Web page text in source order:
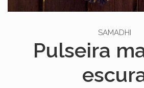
SAMADHI
Pulseira